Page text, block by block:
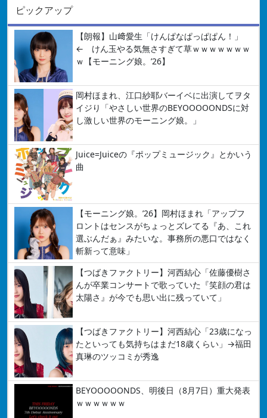
ピックアップ
【朗報】山﨑愛生「けんぱなぱっぱぱん！」
← けん玉やる気無さすぎて草ｗｗｗｗｗｗｗ
ｗ【モーニング娘。’26】
岡村ほまれ、江口紗耶バーイベに出演してヲタ
イジり「やさしい世界のBEYOOOOONDSに対
し激しい世界のモーニング娘。」
Juice=Juiceの『ポップミュージック』とかいう
曲
【モーニング娘。’26】岡村ほまれ「アップフ
ロントはセンスがちょっとズレてる『あ、これ
選ぶんだぁ』みたいな。事務所の悪口ではなく
斬新って意味」
【つばきファクトリー】河西結心「佐藤優樹さ
んが卒業コンサートで歌っていた『笑顔の君は
太陽さ』が今でも思い出に残っていて」
【つばきファクトリー】河西結心「23歳になっ
たといっても気持ちはまだ18歳くらい」→福田
真琳のツッコミが秀逸
BEYOOOOONDS、明後日（8月7日）重大発表
ｗｗｗｗｗｗ